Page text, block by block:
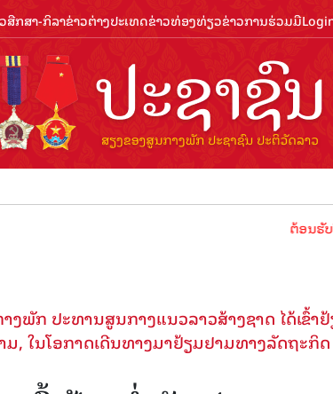
ສືກສາ-ກິລາຂ່າວຕ່າງປະເທດຂ່າວທ່ອງທ່ຽວຂ່າວການຮ່ວມມື
ຕ້ອນຮັບປີທ່ອ
ພັກ ປະທານສູນກາງແນວລາວສ້າງຊາດ ໄດ້ເຂົ້າ
, ໃນໂອກາດເດີນ​​ທາງມາຢ້ຽມຢາມທາງລັດຖະກິ